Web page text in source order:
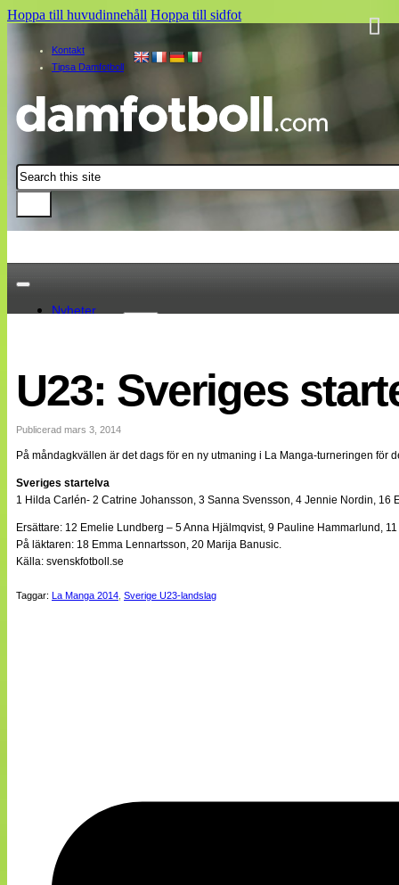
Hoppa till huvudinnehåll Hoppa till sidfot
Kontakt
Tipsa Damfotboll
Sök
Nyheter
Landslaget
EM 2013
Internationellt
Bildreportage
Bloggar
Lagen
Webb-TV
Medlemsbilder
Till klubbkassan
NÄTverket
Om oss
U23: Sveriges
Publicerad mars 3, 2014
På måndagkvällen är det dags för en ny utmaning i La Manga-turneringen för
Sveriges startelva
1 Hilda Carlén- 2 Catrine Johansson, 3 Sanna Svensson, 4 Jennie Nordin,
Ersättare: 12 Emelie Lundberg – 5 Anna Hjälmqvist, 9 Pauline Hammarlund,
På läktaren: 18 Emma Lennartsson, 20 Marija Banusic.
Källa: svenskfotboll.se
Taggar: La Manga 2014 Sverige U23-landslag